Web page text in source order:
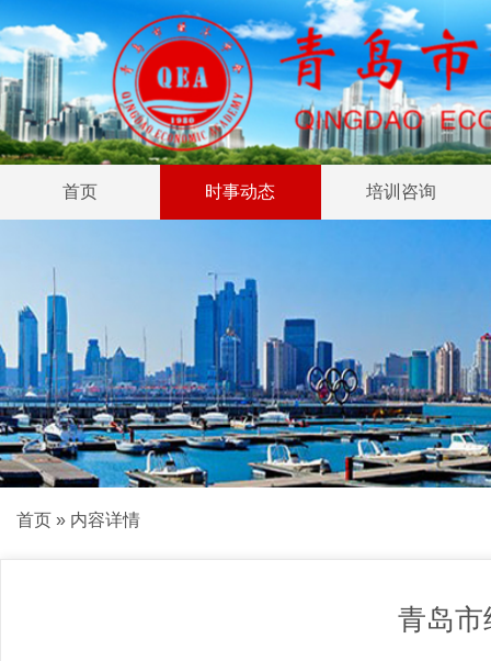
首页 时事动态 培训咨询
首页 » 内容详情
青岛市